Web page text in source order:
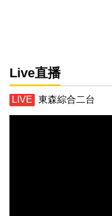
Live直播
東森綜合二台